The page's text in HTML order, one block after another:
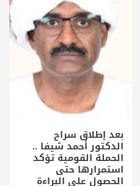
بعد إطلاق سراح
الدكتور أحمد شيفا ..
الحملة القومية تؤكد
استمرارها حتى
الحصول على البراءة